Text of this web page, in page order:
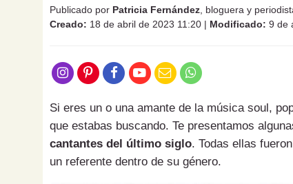
Publicado por Patricia Fernández , bloguera y
Creado: 18 de abril de 2023 11:20 | Modificado: 9 de
Si eres un o una amante de la música soul,
que estabas buscando. Te presentamos
cantantes del último siglo. Todas ellas
un referente dentro de su género.